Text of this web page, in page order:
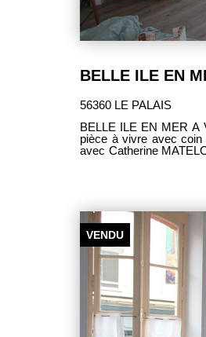
56360 LE PALAIS
BELLE ILE EN MER A VENDRE VUE SUR BASSIN A FLOTS Studio 23,95 m² : 1
pièce à vivre avec coin
avec Catherine MATELOT Négociatrice
VENDU